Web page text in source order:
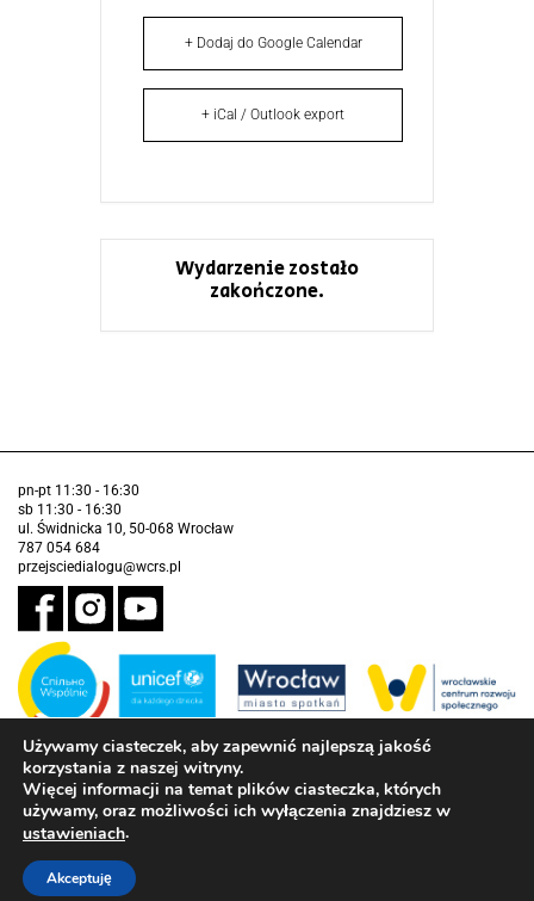
+ Dodaj do Google Calendar
+ iCal / Outlook export
Wydarzenie zostało
zakończone.
pn-pt 11:30 - 16:30
sb 11:30 - 16:30
ul. Świdnicka 10, 50-068 Wrocław
787 054 684
przejsciedialogu@wcrs.pl
Zadanie realizowane ze środków Gminy Wrocław w partnerstwie z
Funduszem Narodów Zjednoczonych na Rzecz Dzieci (UNICEF)
Deklaracja dostępności
Używamy ciasteczek, aby zapewnić najlepszą jakość
korzystania z naszej witryny.
Więcej informacji na temat plików ciasteczka, których
używamy, oraz możliwości ich wyłączenia znajdziesz w
ustawieniach.
Akceptuję